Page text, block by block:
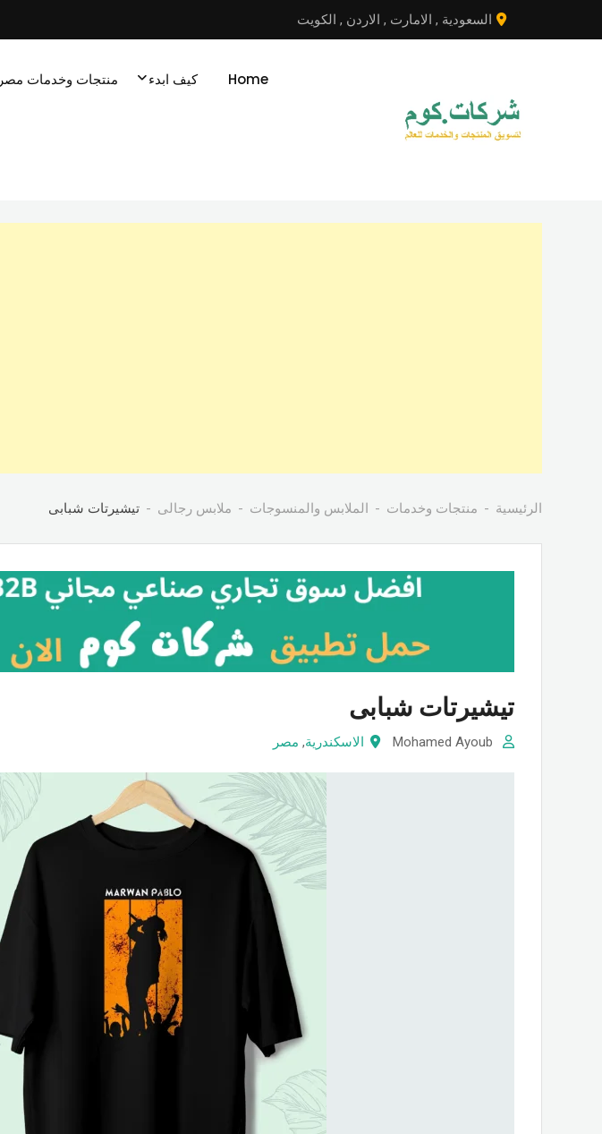
إلى
السعودية , الامارت , الاردن , الكويت
Home كيف ابدء منتجات وخدمات مصر
الرئيسية منتجات وخدمات الملابس والمنسوجات ملابس رجالى تيشيرتات شبابى
تيشيرتات شبابى
الاسكندرية, مصر